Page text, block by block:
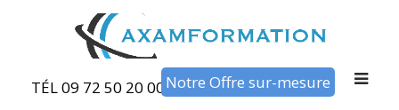
Notre Offre sur-mesure
TÉL 09 72 50 20 00